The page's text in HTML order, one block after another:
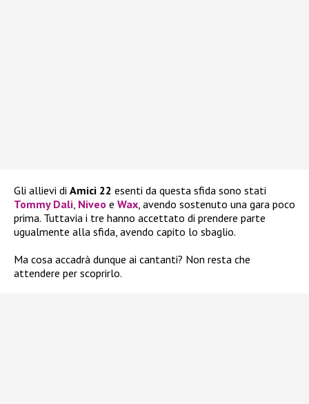
Gli allievi di Amici 22 esenti da questa sfida sono stati
Tommy Dali, Niveo e Wax, avendo sostenuto una gara poco
prima. Tuttavia i tre hanno accettato di prendere parte
ugualmente alla sfida, avendo capito lo sbaglio.
Ma cosa accadrà dunque ai cantanti? Non resta che
attendere per scoprirlo.